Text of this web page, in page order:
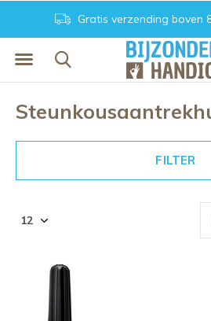
Gratis verzending boven
FILTER